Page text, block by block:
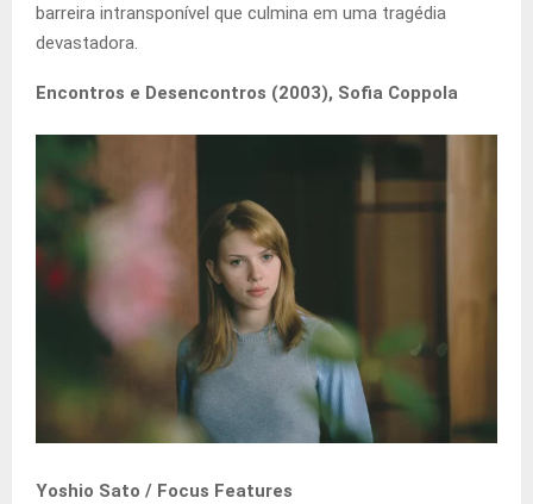
barreira intransponível que culmina em uma tragédia
devastadora.
Encontros e Desencontros (2003), Sofia Coppola
Yoshio Sato / Focus Features